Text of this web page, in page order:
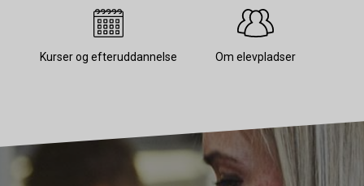
Kurser og efteruddannelse Om elevpladser